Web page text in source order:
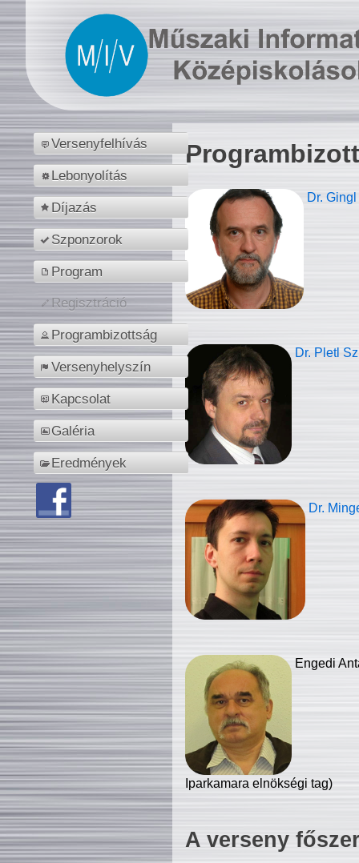
Versenyfelhívás
Lebonyolítás
Díjazás
Szponzorok
Program
Regisztráció
Programbizottság
Versenyhelyszín
Kapcsolat
Galéria
Eredmények
Dr.
Dr. Pletl
Dr.
Engedi
Iparkamara elnökségi tag)
A verseny